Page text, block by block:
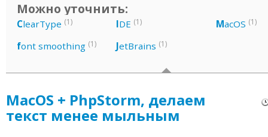
Можно уточнить:
ClearType (1)
font smoothing (1)
IDE (1)
JetBrains (1)
MacOS (1)
MacOS + PhpStorm, делаем
текст менее мыльным